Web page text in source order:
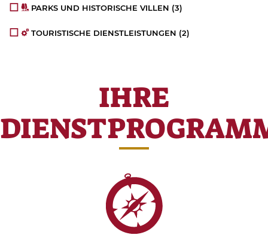
PARKS UND HISTORISCHE VILLEN (3)
TOURISTISCHE DIENSTLEISTUNGEN (2)
IHRE